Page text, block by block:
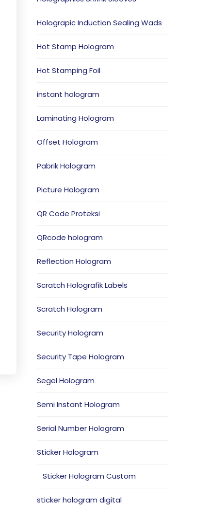
Holograpic Induction Sealing Wads
Hot Stamp Hologram
Hot Stamping Foil
instant hologram
Laminating Hologram
Offset Hologram
Pabrik Hologram
Picture Hologram
QR Code Proteksi
QRcode hologram
Reflection Hologram
Scratch Holografik Labels
Scratch Hologram
Security Hologram
Security Tape Hologram
Segel Hologram
Semi Instant Hologram
Serial Number Hologram
Sticker Hologram
Sticker Hologram Custom
sticker hologram digital